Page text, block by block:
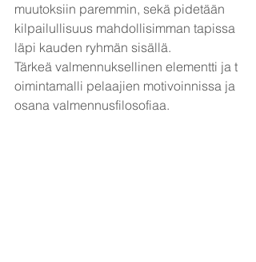
muutoksiin paremmin, sekä pidetään
kilpailullisuus mahdollisimman tapissa
läpi kauden ryhmän sisällä.
Tärkeä valmennuksellinen elementti ja t
oimintamalli pelaajien motivoinnissa ja
osana valmennusfilosofiaa.